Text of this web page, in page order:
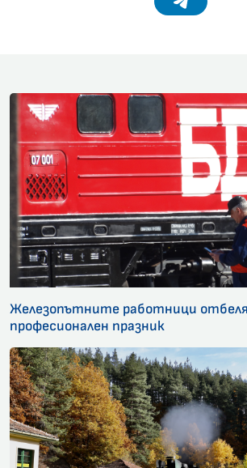
Железопътните работници
професионален празник